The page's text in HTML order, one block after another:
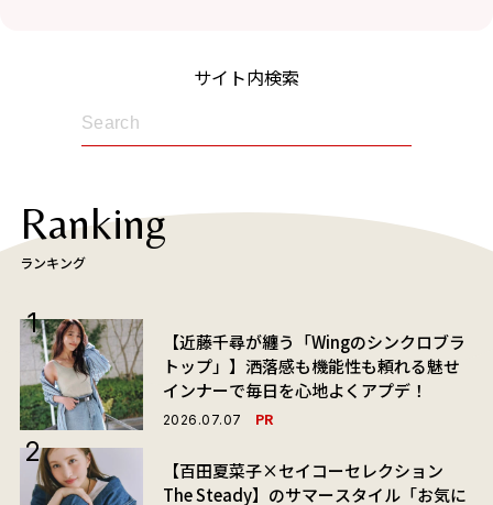
サイト内検索
Ranking
ランキング
【近藤千尋が纏う「Wingのシンクロブラ
トップ」】洒落感も機能性も頼れる魅せ
インナーで毎日を心地よくアプデ！
2026.07.07 PR
【百田夏菜子×セイコーセレクション
The Steady】のサマースタイル「お気に